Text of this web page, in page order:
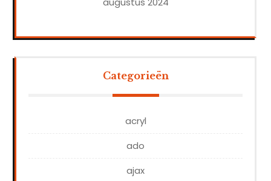
Categorieën
acryl
ado
ajax